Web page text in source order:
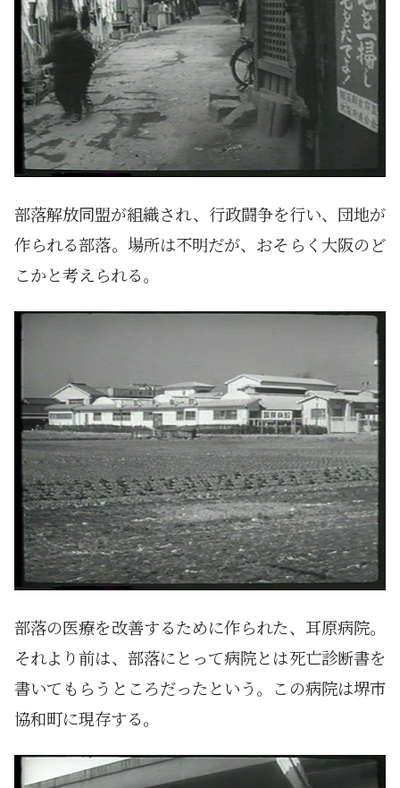
部落解放同盟が組織され、行政闘争を行い、団地が
作られる部落。場所は不明だが、おそらく大阪のど
こかと考えられる。
部落の医療を改善するために作られた、耳原病院。
それより前は、部落にとって病院とは死亡診断書を
書いてもらうところだったという。この病院は堺市
協和町に現存する。